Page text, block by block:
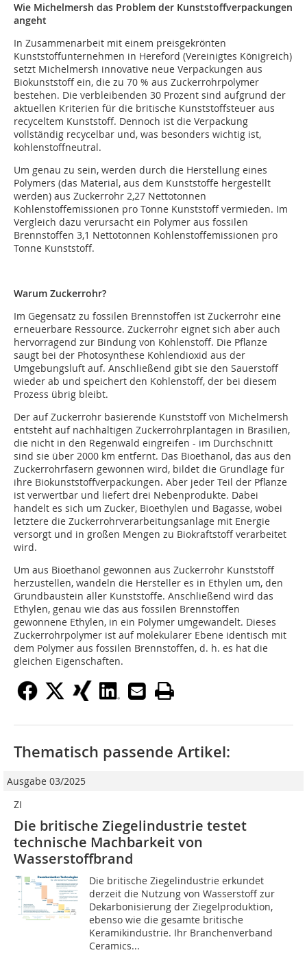
Wie Michelmersh das Problem der Kunststoffverpackungen
angeht
In Zusammenarbeit mit einem preisgekrönten
Kunststoffunternehmen in Hereford (Vereinigtes Königreich)
setzt Michelmersh innovative neue Verpackungen aus
Biokunststoff ein, die zu 70 % aus Zuckerrohrpolymer
bestehen. Die verbleibenden 30 Prozent sind aufgrund der
aktuellen Kriterien für die britische Kunststoffsteuer aus
recyceltem Kunststoff. Dennoch ist die Verpackung
vollständig recycelbar und, was besonders wichtig ist,
kohlenstoffneutral.
Um genau zu sein, werden durch die Herstellung eines
Polymers (das Material, aus dem Kunststoffe hergestellt
werden) aus Zuckerrohr 2,27 Nettotonnen
Kohlenstoffemissionen pro Tonne Kunststoff vermieden. Im
Vergleich dazu verursacht ein Polymer aus fossilen
Brennstoffen 3,1 Nettotonnen Kohlenstoffemissionen pro
Tonne Kunststoff.
Warum Zuckerrohr?
Im Gegensatz zu fossilen Brennstoffen ist Zuckerrohr eine
erneuerbare Ressource. Zuckerrohr eignet sich aber auch
hervorragend zur Bindung von Kohlenstoff. Die Pflanze
saugt bei der Photosynthese Kohlendioxid aus der
Umgebungsluft auf. Anschließend gibt sie den Sauerstoff
wieder ab und speichert den Kohlenstoff, der bei diesem
Prozess übrig bleibt.
Der auf Zuckerrohr basierende Kunststoff von Michelmersh
entsteht auf nachhaltigen Zuckerrohrplantagen in Brasilien,
die nicht in den Regenwald eingreifen - im Durchschnitt
sind sie über 2000 km entfernt. Das Bioethanol, das aus den
Zuckerrohrfasern gewonnen wird, bildet die Grundlage für
ihre Biokunststoffverpackungen. Aber jeder Teil der Pflanze
ist verwertbar und liefert drei Nebenprodukte. Dabei
handelt es sich um Zucker, Bioethylen und Bagasse, wobei
letztere die Zuckerrohrverarbeitungsanlage mit Energie
versorgt und in großen Mengen zu Biokraftstoff verarbeitet
wird.
Um aus Bioethanol gewonnen aus Zuckerrohr Kunststoff
herzustellen, wandeln die Hersteller es in Ethylen um, den
Grundbaustein aller Kunststoffe. Anschließend wird das
Ethylen, genau wie das aus fossilen Brennstoffen
gewonnene Ethylen, in ein Polymer umgewandelt. Dieses
Zuckerrohrpolymer ist auf molekularer Ebene identisch mit
dem Polymer aus fossilen Brennstoffen, d. h. es hat die
gleichen Eigenschaften.
Thematisch passende Artikel:
Ausgabe 03/2025
ZI
Die britische Ziegelindustrie testet
technische Machbarkeit von
Wasserstoffbrand
Die britische Ziegelindustrie erkundet
derzeit die Nutzung von Wasserstoff zur
Dekarbonisierung der Ziegelproduktion,
ebenso wie die gesamte britische
Keramikindustrie. Ihr Branchenverband
Ceramics...